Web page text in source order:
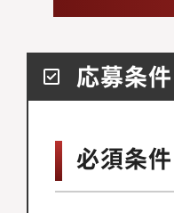
応募条件
必須条件